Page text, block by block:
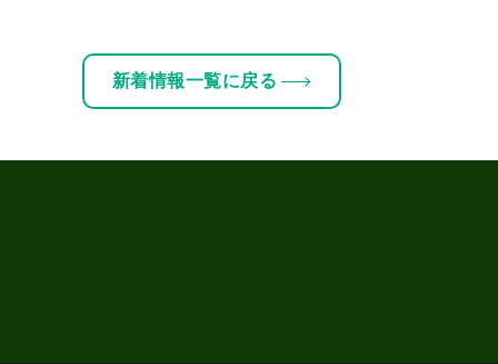
新着情報一覧に戻る